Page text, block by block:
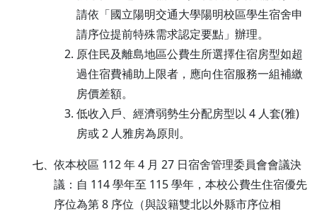
請依「國立陽明交通大學陽明校區學生宿舍申
請序位提前特殊需求認定要點」辦理。
原住民及離島地區公費生所選擇住宿房型如超
過住宿費補助上限者，應向住宿服務一組補繳
房價差額。
低收入戶、經濟弱勢生分配房型以 4 人套(雅)
房或 2 人雅房為原則。
七、 依本校區 112 年 4 月 27 日宿舍管理委員會會議決
議：自 114 學年至 115 學年，本校公費生住宿優先
序位為第 8 序位（與設籍雙北以外縣市序位相